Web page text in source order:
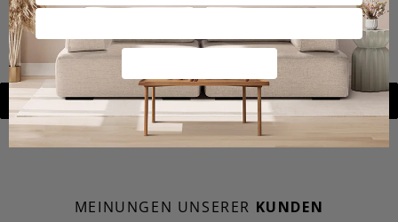
... Wenn Sie bis hierher gelesen haben sind Sie
schon verliebt, oder?
ZURÜCK ZU DIELE
MEINUNGEN UNSERER KUNDEN